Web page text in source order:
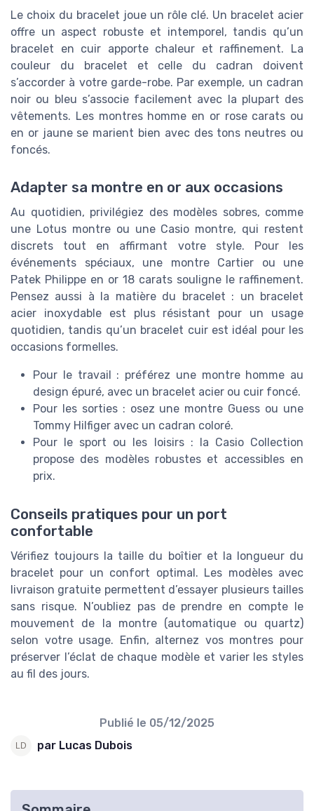
Le choix du bracelet joue un rôle clé. Un bracelet acier
offre un aspect robuste et intemporel, tandis qu’un
bracelet en cuir apporte chaleur et raffinement. La
couleur du bracelet et celle du cadran doivent
s’accorder à votre garde-robe. Par exemple, un cadran
noir ou bleu s’associe facilement avec la plupart des
vêtements. Les montres homme en or rose carats ou
en or jaune se marient bien avec des tons neutres ou
foncés.
Adapter sa montre en or aux occasions
Au quotidien, privilégiez des modèles sobres, comme
une Lotus montre ou une Casio montre, qui restent
discrets tout en affirmant votre style. Pour les
événements spéciaux, une montre Cartier ou une
Patek Philippe en or 18 carats souligne le raffinement.
Pensez aussi à la matière du bracelet : un bracelet
acier inoxydable est plus résistant pour un usage
quotidien, tandis qu’un bracelet cuir est idéal pour les
occasions formelles.
Pour le travail : préférez une montre homme au
design épuré, avec un bracelet acier ou cuir foncé.
Pour les sorties : osez une montre Guess ou une
Tommy Hilfiger avec un cadran coloré.
Pour le sport ou les loisirs : la Casio Collection
propose des modèles robustes et accessibles en
prix.
Conseils pratiques pour un port
confortable
Vérifiez toujours la taille du boîtier et la longueur du
bracelet pour un confort optimal. Les modèles avec
livraison gratuite permettent d’essayer plusieurs tailles
sans risque. N’oubliez pas de prendre en compte le
mouvement de la montre (automatique ou quartz)
selon votre usage. Enfin, alternez vos montres pour
préserver l’éclat de chaque modèle et varier les styles
au fil des jours.
Publié le 05/12/2025
par Lucas Dubois